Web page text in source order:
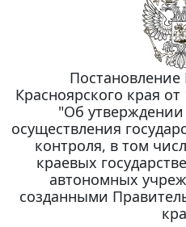
Постановление
Красноярского края
"Об
осуществления
контроля, в том
краевых
автономных
созданными